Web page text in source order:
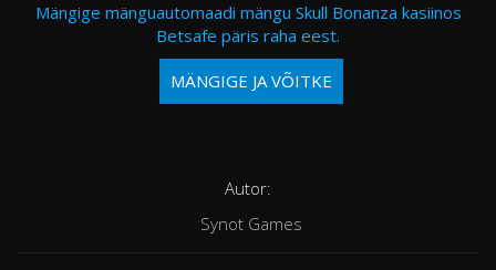
Mängige mänguautomaadi mängu Skull Bonanza kasiinos
Betsafe päris raha eest.
MÄNGIGE JA VÕITKE
Autor:
Synot Games